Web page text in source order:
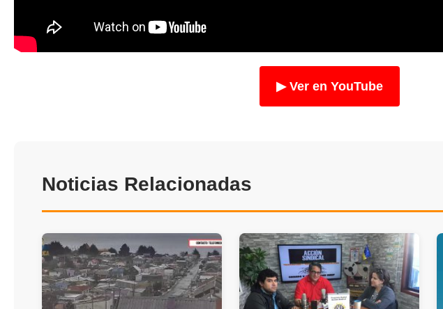
▶ Ver en YouTube
Noticias Relacionadas